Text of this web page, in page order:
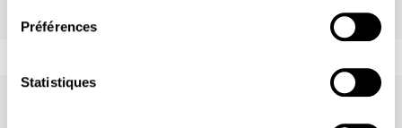
Préférences
Statistiques